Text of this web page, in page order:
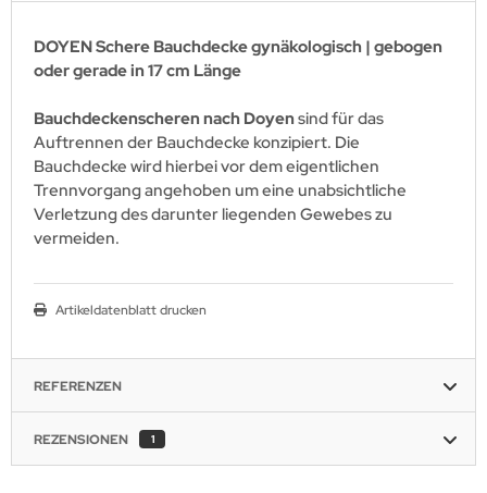
DOYEN Schere Bauchdecke gynäkologisch | gebogen
oder gerade in 17 cm Länge
Bauchdeckenscheren nach Doyensind für das
Auftrennen der Bauchdecke konzipiert. Die
Bauchdecke wird hierbei vor dem eigentlichen
Trennvorgang angehoben um eine unabsichtliche
Verletzung des darunter liegenden Gewebes zu
vermeiden.
Artikeldatenblatt drucken
REFERENZEN
REZENSIONEN 1